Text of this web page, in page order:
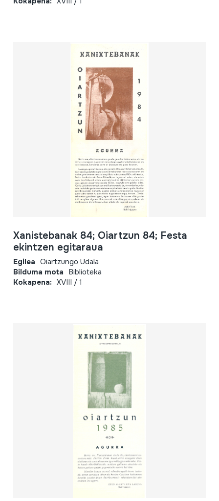
Xanistebanak 84; Oiartzun 84; Festa
ekintzen egitaraua
Egilea Oiartzungo Udala
Bilduma mota Biblioteka
Kokapena: XVIII / 1